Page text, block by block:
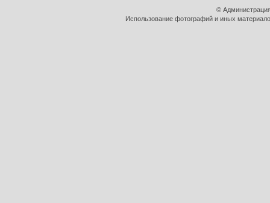
©
Использование фотографий и иных